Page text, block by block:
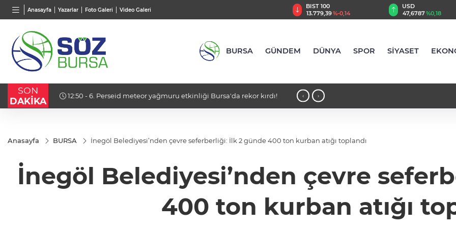
Anasayfa Yazarlar Foto Galeri Video Galeri
BGN
27,9743%-0,22
VND
0,0018%0,32
BIST 100
13.779,39%-0,14
USD
47,6787%0,18
BURSA GÜNDEM DÜNYA SPOR SİYASET
SON
DAKİKA
12:50 - 6. Perseid meteor yağmuru etkinliği Bursa'da rekor kırdı! ‹ ›
Anasayfa BURSA İnegöl Belediyesi’nden çevre seferberliği: İlk 2 günde 400 ton kurban atığı toplandı
İnegöl Belediyesi’nden çevre
400 ton kurban atığı